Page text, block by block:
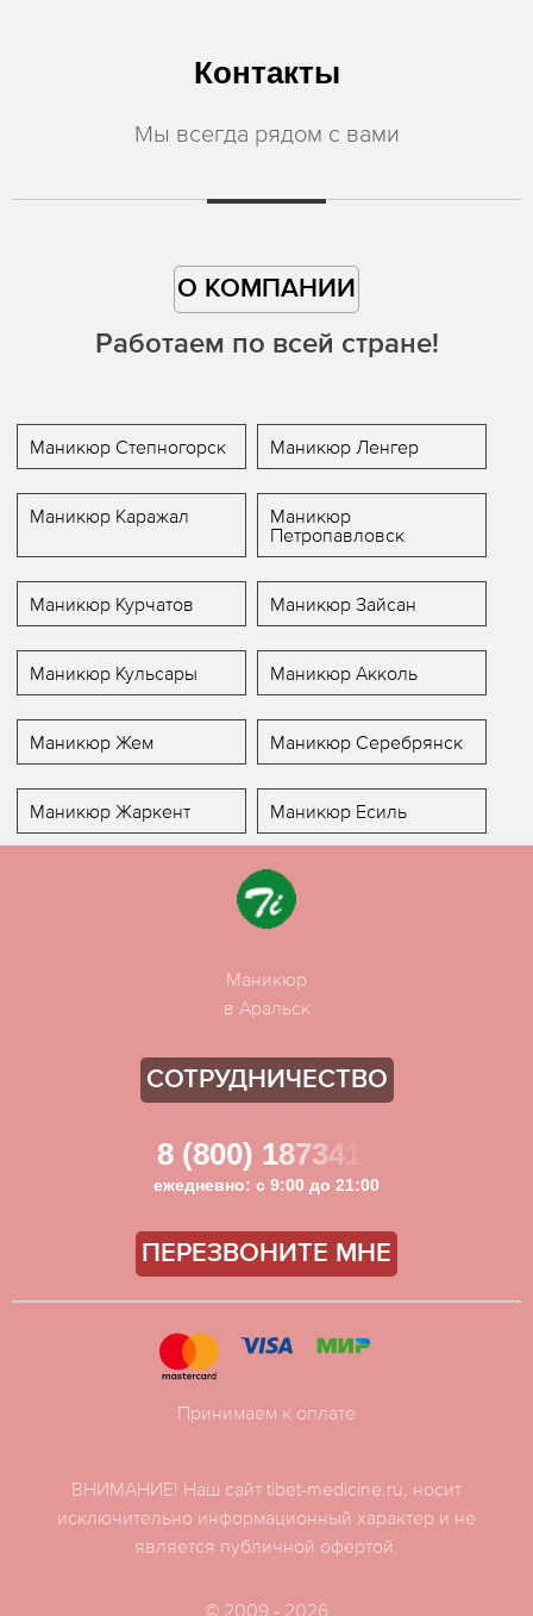
Контакты
Мы всегда рядом с вами
О КОМПАНИИ
Работаем по всей стране!
Маникюр Степногорск Маникюр Ленгер
Маникюр Каражал
Маникюр
Петропавловск
Маникюр Курчатов Маникюр Зайсан
Маникюр Кульсары Маникюр Акколь
Маникюр Жем Маникюр Серебрянск
Маникюр Жаркент Маникюр Есиль
Маникюр
в Аральск
СОТРУДНИЧЕСТВО
8 (800) 1873411
ежедневно: с 9:00 до 21:00
ПЕРЕЗВОНИТЕ МНЕ
ВНИМАНИЕ! Наш сайт tibet-medicine.ru, носит
исключительно информационный характер и не
является публичной офертой.
© 2009 - 2026
Принимаем к оплате